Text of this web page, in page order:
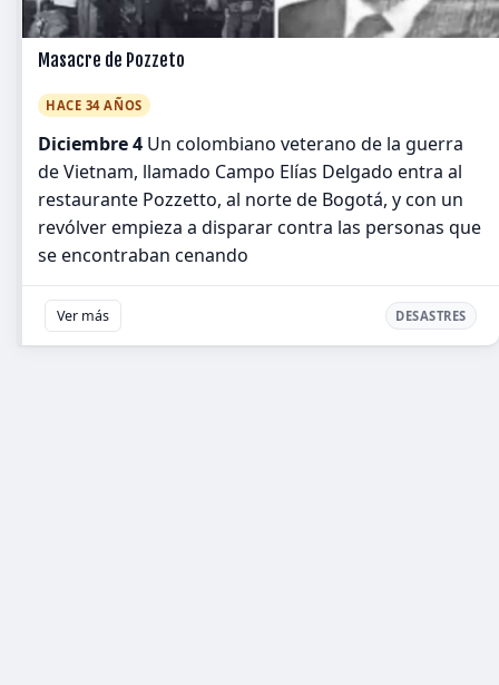
Masacre de Pozzeto
HACE 34 AÑOS
Diciembre 4 Un colombiano veterano de la guerra
de Vietnam, llamado Campo Elías Delgado entra al
restaurante Pozzetto, al norte de Bogotá, y con un
revólver empieza a disparar contra las personas que
se encontraban cenando
Ver más DESASTRES